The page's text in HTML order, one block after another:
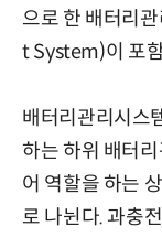
으로 한 배터리
t System)이 포
배터리관리시스
하는 하위 배터
어 역할을 하는
로 나뉜다. 과충